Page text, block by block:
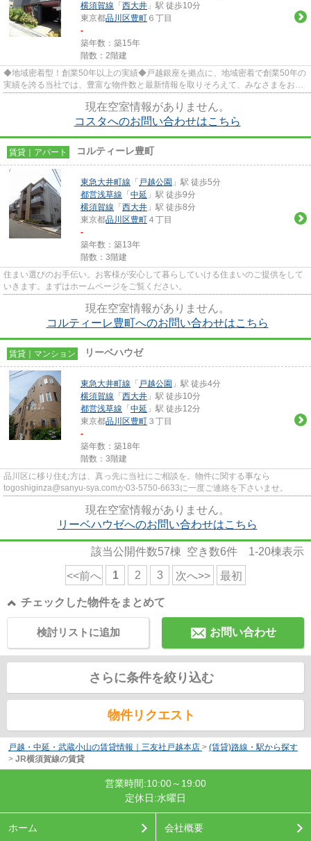
横須賀線 「 西大井 」駅 徒歩10分
東京都品川区豊町 ６丁目
-
築年数：築15年
階数：2階建
◆地域密着型！創業50年以上の実績◆戸越銀座を拠点に、地域密着で創業50年の
実績を誇る当社では、豊富な物件数と最新情報を取りそろえて、みなさまをお待
現在空室情報がありません。
コスタへのお問い合わせはこちら
賃貸｜アパート コルティーレ豊町
東急大井町線 「 戸越公園 」駅 徒歩5分
都営浅草線 「 中延 」駅 徒歩9分
横須賀線 「 西大井 」駅 徒歩8分
東京都品川区豊町 ４丁目
-
築年数：築13年
階数：3階建
住まい選びのお手伝い。お客様が安心して暮らしていける住まいのご提供をして
いきます。まずはホームページをご覧ください。
現在空室情報がありません。
コルティーレ豊町へのお問い合わせはこちら
賃貸｜マンション リーベハウゼ
東急大井町線 「 戸越公園 」駅 徒歩4分
横須賀線 「 西大井 」駅 徒歩10分
都営浅草線 「 中延 」駅 徒歩12分
東京都品川区豊町 ３丁目
-
築年数：築18年
階数：3階建
品川区に移り住む方は、真っ先に当社にご相談を。物件に関する事なら
togoshiginza@sanyu-sya.comか03-5750-6633に一度ご連絡を下さいませ。
現在空室情報がありません。
リーベハウゼへのお問い合わせはこちら
該当公開件数57棟 空き数6件 1-20棟表示
<<前へ 1 2 3 次へ>> 最初
チェックした物件をまとめて
お問い合わせ
検討リストに追加
さらに条件を絞り込む
物件リクエスト
戸越・中延・武蔵小山の賃貸情報｜三友社戸越本店 > (賃貸)路線・駅から探す
> JR横須賀線の賃貸
営業時間:10:00～19:00
定休日:水曜日
ホーム 会社概要